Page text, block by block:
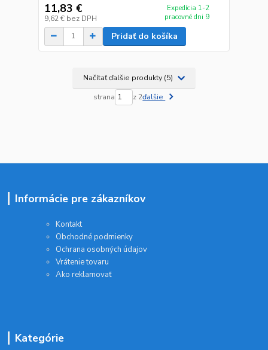
11,83 €
9,62 € bez DPH
Expedícia 1-2
pracovné dni 9
Pridať do košíka
Načítať ďalšie produkty (5)
strana z 2ďalšie
Informácie pre zákazníkov
Kontakt
Obchodné podmienky
Ochrana osobných údajov
Vrátenie tovaru
Ako reklamovať
Kategórie